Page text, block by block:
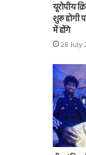
यूरोपीय
शुरू होगी
में होंगे
28 July